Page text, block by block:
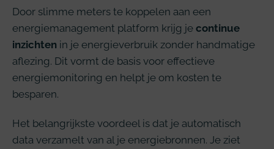
Door slimme meters te koppelen aan een
energiemanagement platform krijg je continue
inzichten in je energieverbruik zonder handmatige
aflezing. Dit vormt de basis voor effectieve
energiemonitoring en helpt je om kosten te
besparen.
Het belangrijkste voordeel is dat je automatisch
data verzamelt van al je energiebronnen. Je ziet